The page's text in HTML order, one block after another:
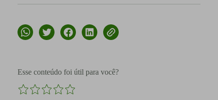
Esse conteúdo foi útil para você?